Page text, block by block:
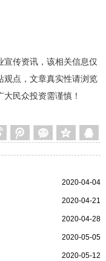
宣传资讯，该相关信息仅
观点，文章真实性请浏览
民众投资需谨慎！
2020-04-04
2020-04-21
2020-04-28
2020-05-05
2020-05-12